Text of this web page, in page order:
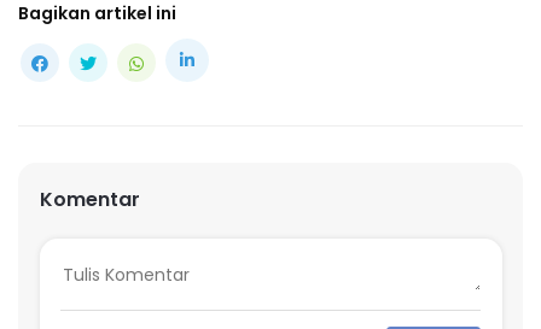
Bagikan artikel ini
Komentar